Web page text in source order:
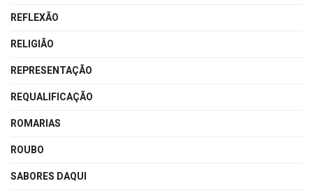
REFLEXÃO
RELIGIÃO
REPRESENTAÇÃO
REQUALIFICAÇÃO
ROMARIAS
ROUBO
SABORES DAQUI